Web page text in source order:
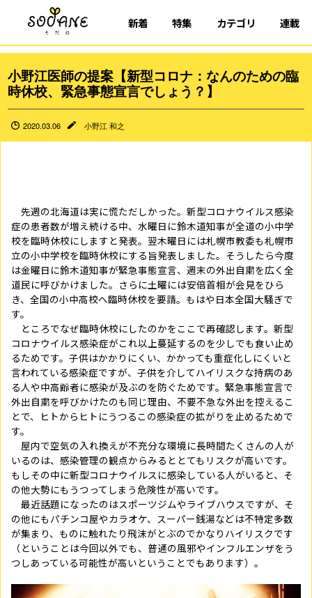
新着 特集 カテゴリ 連載
小野江医師の提案【新型コロナ：なんのための臨
時休校、緊急事態宣言でしょう？】
2020.03.06 小野江 和之
先週の北海道は実に慌ただしかった。新型コロナウイルス感染
症の患者数が増え続ける中、水曜日に鈴木道知事が全道の小中学
校を臨時休校にしますと発表。翌木曜日には札幌市教委も札幌市
立の小中学校を臨時休校にする旨発表しました。そうしたら今度
は金曜日に鈴木道知事が緊急事態宣言、週末の外出自粛を広く全
道民に呼びかけました。さらに土曜には安倍首相が会見をひら
き、全国の小中高校へ臨時休校を要請。もはや日本全国大騒ぎで
す。
ところでなぜ臨時休校にしたのかをここで再確認します。新型
コロナウイルス感染症がこれ以上蔓延するのを少しでも食い止め
るためです。子供はかかりにくい、かかっても重症化しにくいと
言われている感染症ですが、子供を介してハイリスクな持病のあ
る人や中高齢者に感染が及ぶのを防ぐためです。緊急事態宣言で
外出自粛を呼びかけたのも同じ理由、不要不急な外出を控えるこ
とで、ヒトからヒトにうつるこの感染症の拡がりを止めるためで
す。
屋内で空気の入れ換えが不充分な環境に長時間たくさんの人が
いるのは、感染管理の観点からみるととてもリスクが高いです。
もしその中に新型コロナウイルスに感染している人がいると、そ
の他大勢にもうつってしまう危険性が高いです。
最近話題になったのはスポーツジムやライブハウスですが、そ
の他にもパチンコ屋やカラオケ、スーパー銭湯などは不特定多数
が集まり、ものに触れたり飛沫がとぶのでかなりハイリスクです
（ということは今回以外でも、普通の風邪やインフルエンザをう
つしあっている可能性が高いということでもあります）。